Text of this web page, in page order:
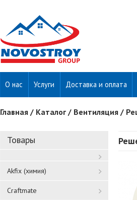
О нас Услуги Доставка и оплата
Вы здесь
Главная / Каталог / Вентиляция /
Товары
Akfix (химия)
Craftmate